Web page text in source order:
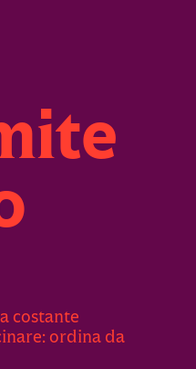
costante
ordina da